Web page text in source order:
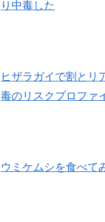
り中毒した
ヒザラガイで割と
毒のリスクプロファ
ウミケムシを食べて